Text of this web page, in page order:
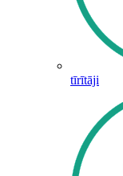
tīrītāji